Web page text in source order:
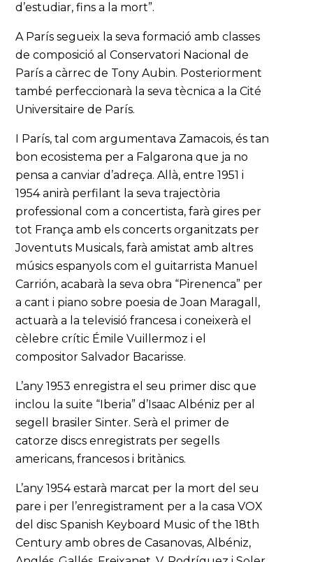
d’estudiar, fins a la mort”.
A París segueix la seva formació amb classes
de composició al Conservatori Nacional de
París a càrrec de Tony Aubin. Posteriorment
també perfeccionarà la seva tècnica a la Cité
Universitaire de París.
I París, tal com argumentava Zamacois, és tan
bon ecosistema per a Falgarona que ja no
pensa a canviar d’adreça. Allà, entre 1951 i
1954 anirà perfilant la seva trajectòria
professional com a concertista, farà gires per
tot França amb els concerts organitzats per
Joventuts Musicals, farà amistat amb altres
músics espanyols com el guitarrista Manuel
Carrión, acabarà la seva obra “Pirenenca” per
a cant i piano sobre poesia de Joan Maragall,
actuarà a la televisió francesa i coneixerà el
cèlebre crític Émile Vuillermoz i el
compositor Salvador Bacarisse.
L’any 1953 enregistra el seu primer disc que
inclou la suite “Iberia” d’Isaac Albéniz per al
segell brasiler Sinter. Serà el primer de
catorze discs enregistrats per segells
americans, francesos i britànics.
L’any 1954 estarà marcat per la mort del seu
pare i per l’enregistrament per a la casa VOX
del disc Spanish Keyboard Music of the 18th
Century amb obres de Casanovas, Albéniz,